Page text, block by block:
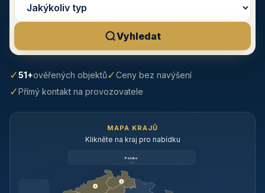
Vyhledat
✓51+ověřených objektů✓Ceny bez navýšení
✓Přímý kontakt na provozovatele
MAPA KRAJŮ
Klikněte na kraj pro nabídku
Polsko
brzy
3
3